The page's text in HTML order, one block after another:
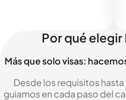
Por qué elegir
Más que solo visas:
Desde los requisitos
guiamos en cada paso del